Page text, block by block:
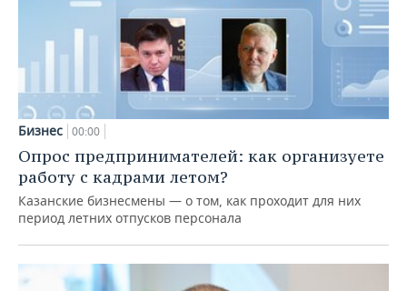
Бизнес 00:00
Опрос предпринимателей: как организуете
работу с кадрами летом?
Казанские бизнесмены — о том, как проходит для них
период летних отпусков персонала